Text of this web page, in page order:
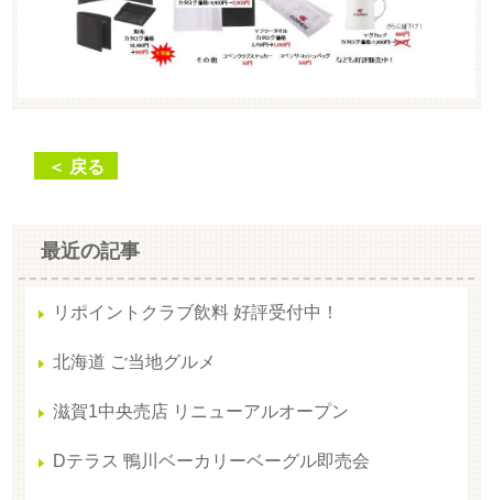
＜ 戻る
最近の記事
リポイントクラブ飲料 好評受付中！
北海道 ご当地グルメ
滋賀1中央売店 リニューアルオープン
Dテラス 鴨川ベーカリーベーグル即売会